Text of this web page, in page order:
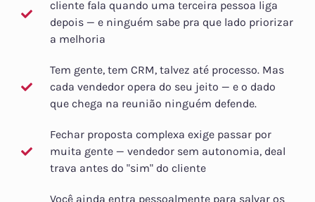
cliente fala quando uma terceira pessoa liga
depois — e ninguém sabe pra que lado priorizar
a melhoria
Tem gente, tem CRM, talvez até processo. Mas
cada vendedor opera do seu jeito — e o dado
que chega na reunião ninguém defende.
Fechar proposta complexa exige passar por
muita gente — vendedor sem autonomia, deal
trava antes do "sim" do cliente
Você ainda entra pessoalmente para salvar os